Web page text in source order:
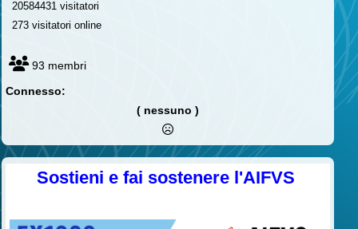
20584431 visitatori
273 visitatori online
93 membri
Connesso:
( nessuno )
Sostieni e fai sostenere l'AIFVS